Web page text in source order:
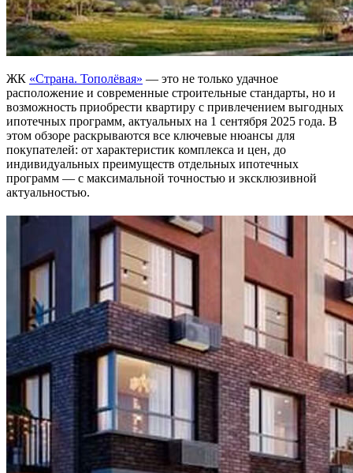
ЖК «Страна. Тополёвая» — это не только удачное
расположение и современные строительные стандарты, но и
возможность приобрести квартиру с привлечением выгодных
ипотечных программ, актуальных на 1 сентября 2025 года. В
этом обзоре раскрываются все ключевые нюансы для
покупателей: от характеристик комплекса и цен, до
индивидуальных преимуществ отдельных ипотечных
программ — с максимальной точностью и эксклюзивной
актуальностью.